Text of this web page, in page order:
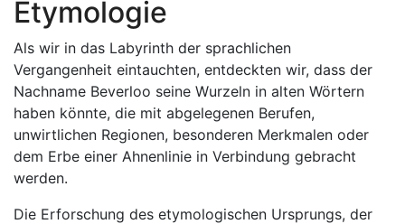
Etymologie
Als wir in das Labyrinth der sprachlichen
Vergangenheit eintauchten, entdeckten wir, dass der
Nachname Beverloo seine Wurzeln in alten Wörtern
haben könnte, die mit abgelegenen Berufen,
unwirtlichen Regionen, besonderen Merkmalen oder
dem Erbe einer Ahnenlinie in Verbindung gebracht
werden.
Die Erforschung des etymologischen Ursprungs, der